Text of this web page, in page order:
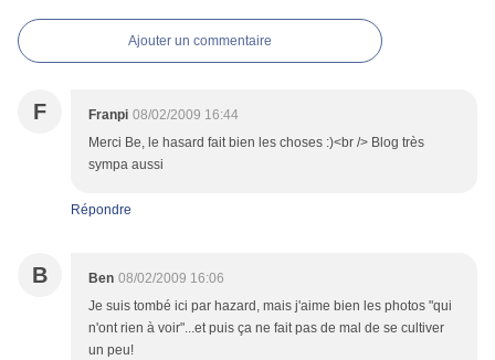
Ajouter un commentaire
F Franpi 08/02/2009 16:44
Merci Be, le hasard fait bien les choses :)<br /> Blog très
sympa aussi
Répondre
B Ben 08/02/2009 16:06
Je suis tombé ici par hazard, mais j'aime bien les photos "qui
n'ont rien à voir"...et puis ça ne fait pas de mal de se cultiver
un peu!